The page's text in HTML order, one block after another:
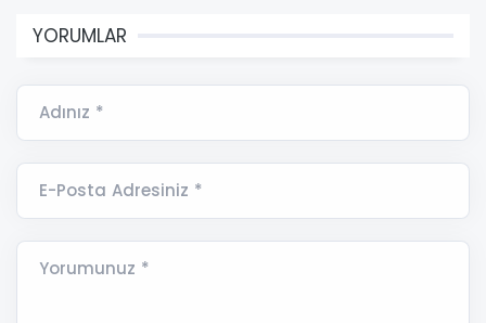
YORUMLAR
Adınız *
E-Posta Adresiniz *
Yorumunuz *